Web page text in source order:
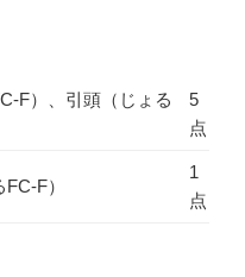
F）、引頭（じょる
5
点
F）
1
点